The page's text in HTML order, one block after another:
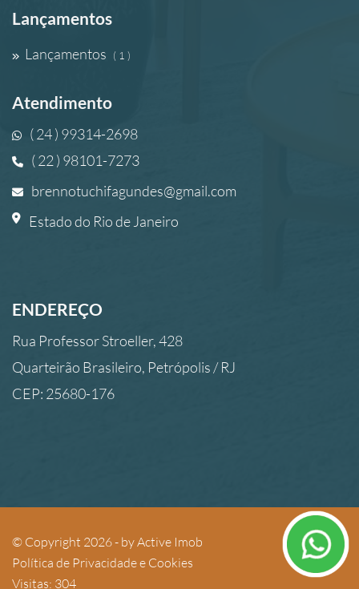
Lançamentos
Lançamentos ( 1 )
Atendimento
( 24 ) 99314-2698
( 22 ) 98101-7273
brennotuchifagundes@gmail.com
Estado do Rio de Janeiro
ENDEREÇO
Rua Professor Stroeller, 428
Quarteirão Brasileiro, Petrópolis / RJ
CEP: 25680-176
© Copyright 2026 - byActive Imob
Política de Privacidade e Cookies
Visitas: 304